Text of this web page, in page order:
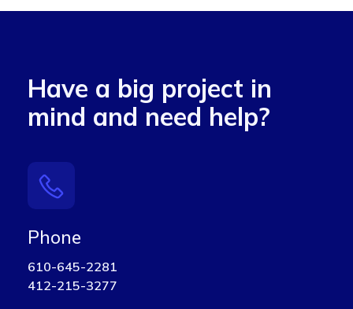
Have a big project in
mind and need help?
Phone
610-645-2281
412-215-3277